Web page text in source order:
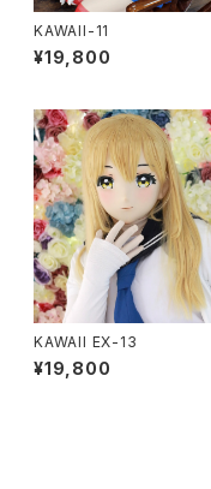
KAWAII-11
¥19,800
KAWAII EX-13
¥19,800